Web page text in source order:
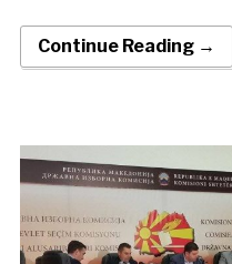
Continue Reading →